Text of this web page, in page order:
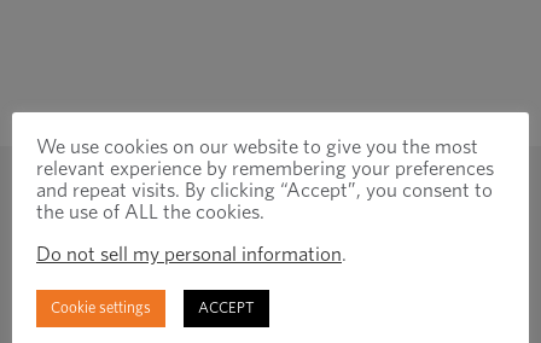
Regionally focused, globally connected fastener
We use cookies on our website to give you the most
relevant experience by remembering your preferences
and repeat visits. By clicking “Accept”, you consent to
the use of ALL the cookies.
Do not sell my personal information.
Cookie settings ACCEPT